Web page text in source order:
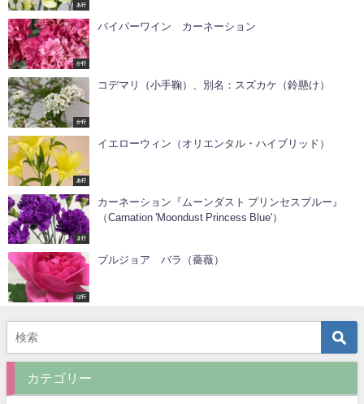
あ行
か行
バイパーワイン カーネーション
か行
コデマリ（小手鞠）、別名：スズカケ（鈴懸け）
あ行
イエローウィン（オリエンタル・ハイブリッド）
ま行
カーネーション『ムーンダスト プリンセスブルー』
（Carnation 'Moondust Princess Blue'）
は行
ブルジョア バラ（薔薇）
カテゴリー